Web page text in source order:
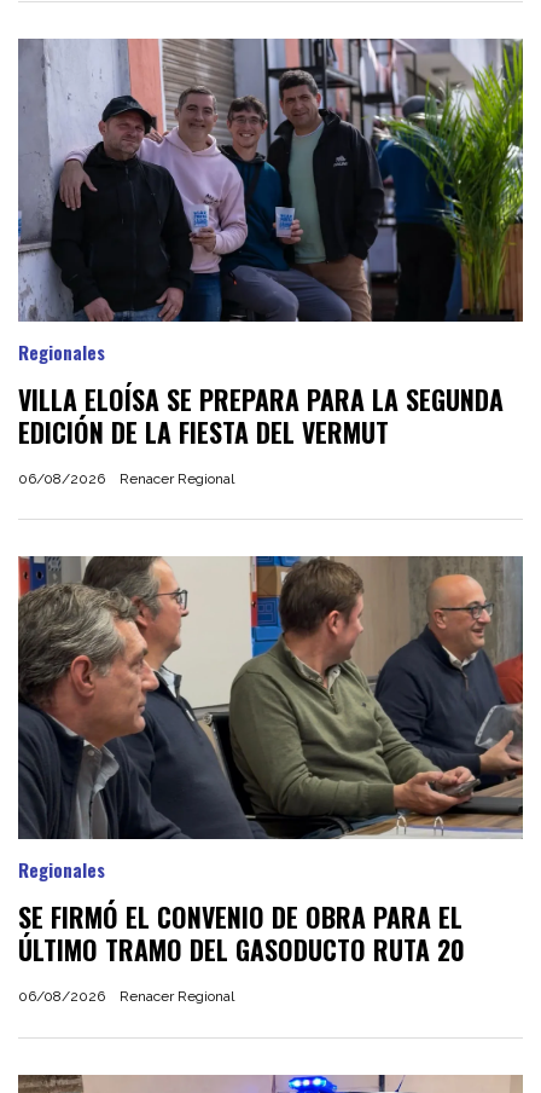
VILLA ELOÍSA SE PREPARA PARA LA SEGUNDA
EDICIÓN DE LA FIESTA DEL VERMUT
Renacer Regional
Regionales
06/08/2026
SE FIRMÓ EL CONVENIO DE OBRA PARA EL
ÚLTIMO TRAMO DEL GASODUCTO RUTA 20
Renacer Regional
Regionales
06/08/2026